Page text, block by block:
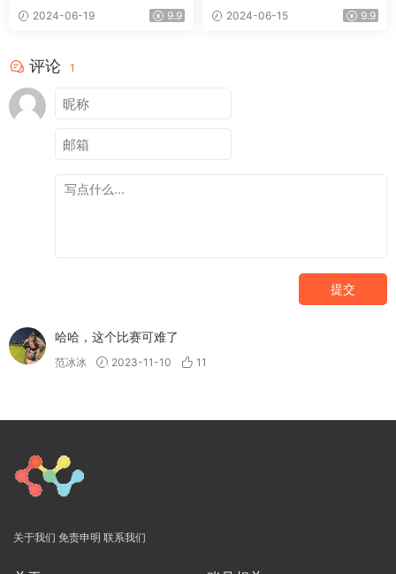
编程真题【scratch空白
卷】，高清可打印
2024-06-19 9.9
初赛题库答案
2024-06-15 9.9
评论 1
提交
哈哈，这个比赛可难了
范冰冰 2023-11-10 11
关于我们 免责申明 联系我们